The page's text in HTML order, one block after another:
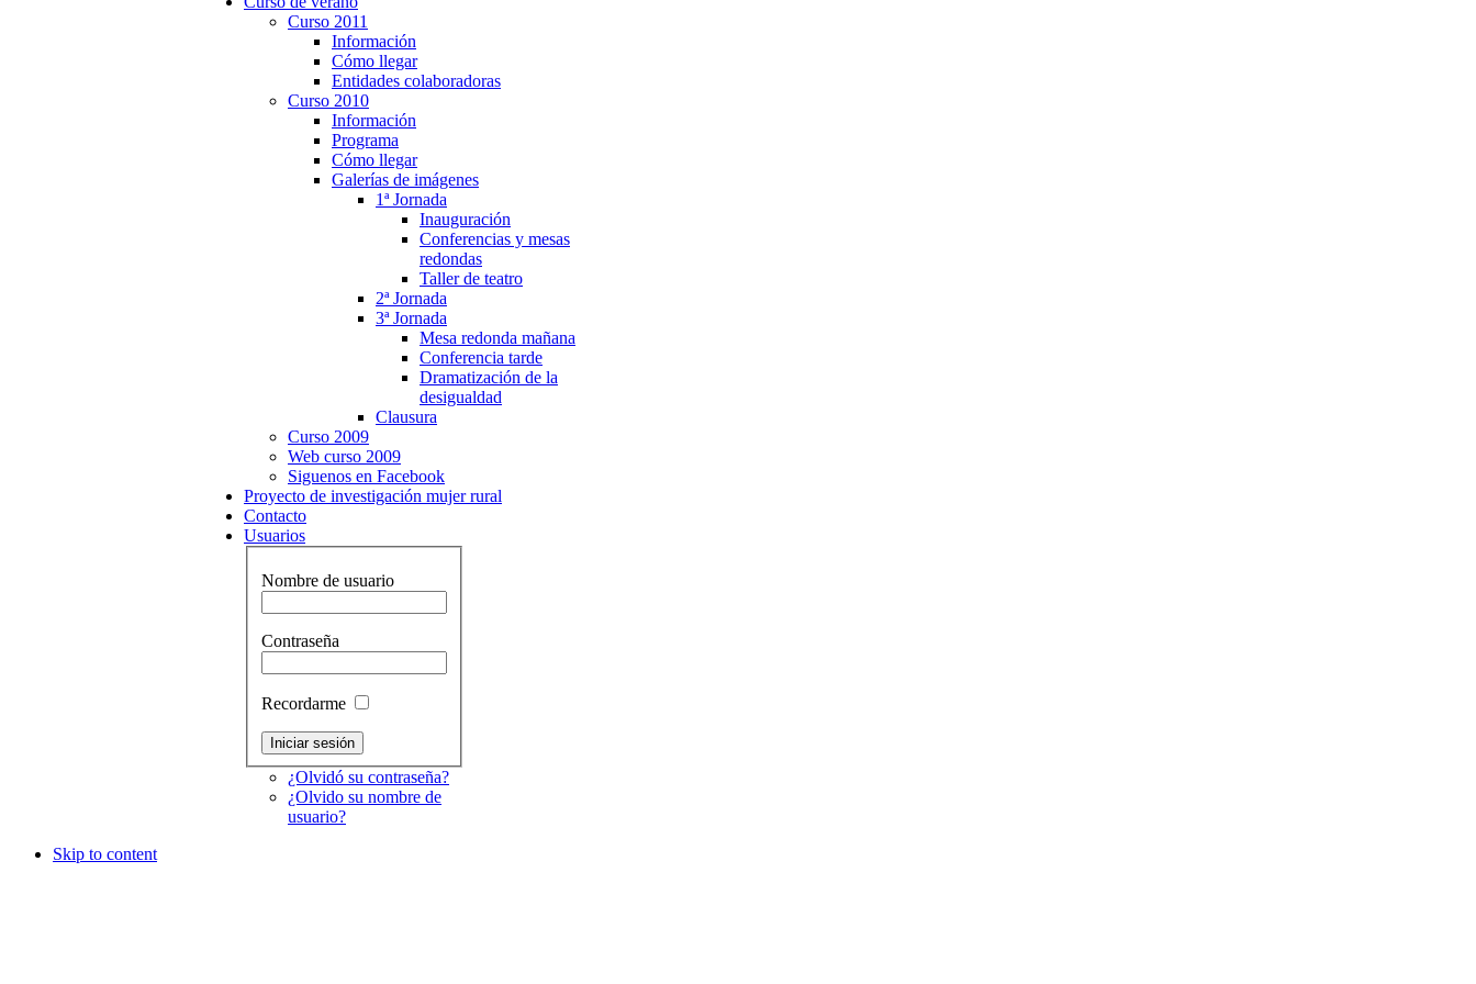
Curso 2011
Información
Cómo llegar
Entidades colaboradoras
Curso 2010
Información
Programa
Cómo llegar
Galerías de imágenes
1ª Jornada
Inauguración
Conferencias y mesas
redondas
Taller de teatro
2ª Jornada
3ª Jornada
Mesa redonda mañana
Conferencia tarde
Dramatización de la
desigualdad
Clausura
Curso 2009
Web curso 2009
Siguenos en Facebook
Proyecto de investigación mujer rural
Contacto
Usuarios
Nombre de usuario
Contraseña
Recordarme
¿Olvidó su contraseña?
¿Olvido su nombre de
usuario?
Skip to content